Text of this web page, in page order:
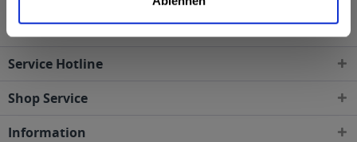
Service Hotline
Shop Service
Information